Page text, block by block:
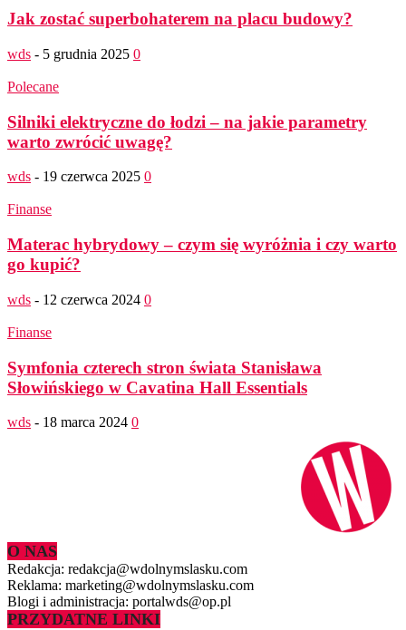
Jak zostać superbohaterem na placu budowy?
wds - 5 grudnia 2025 0
Polecane
Silniki elektryczne do łodzi – na jakie parametry
warto zwrócić uwagę?
wds - 19 czerwca 2025 0
Finanse
Materac hybrydowy – czym się wyróżnia i czy warto
go kupić?
wds - 12 czerwca 2024 0
Finanse
Symfonia czterech stron świata Stanisława
Słowińskiego w Cavatina Hall Essentials
wds - 18 marca 2024 0
O NAS
Redakcja: redakcja@wdolnymslasku.com
Reklama: marketing@wdolnymslasku.com
Blogi i administracja: portalwds@op.pl
PRZYDATNE LINKI